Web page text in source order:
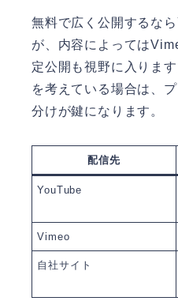
無料で広く公開するな
が、内容によっては
定公開も視野に入りま
を考えている場合は、
分けが鍵になります。
配信先
YouTube
Vimeo
自社サイト